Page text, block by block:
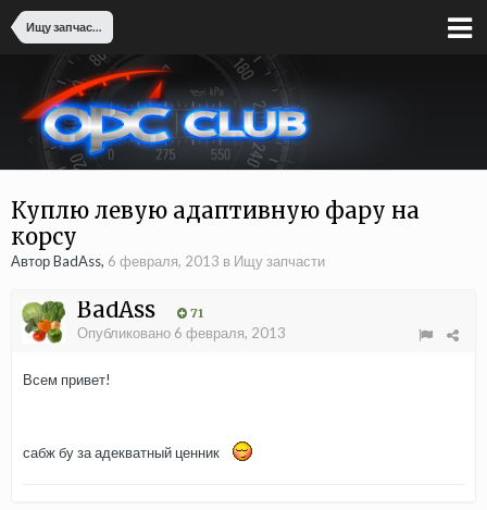
Ищу запчасти
Куплю левую адаптивную фару на
корсу
Автор BadAss, 6 февраля, 2013 в Ищу запчасти
BadAss 71
Опубликовано 6 февраля, 2013
Всем привет!
сабж бу за адекватный ценник